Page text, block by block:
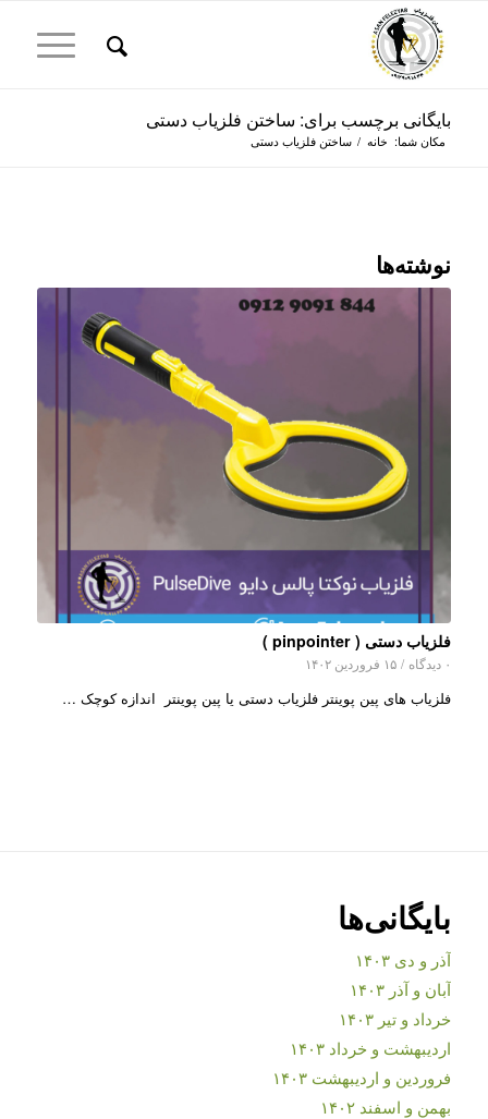
بایگانی برچسب برای: ساختن فلزیاب دستی
مکان شما: خانه / ساختن فلزیاب دستی
نوشته‌ها
فلزیاب دستی ( pinpointer )
۰ دیدگاه / ۱۵ فروردین ۱۴۰۲
فلزیاب های پین پوینتر فلزیاب دستی یا پین پوینتر اندازه کوچک …
بایگانی‌ها
آذر و دی ۱۴۰۳
آبان و آذر ۱۴۰۳
خرداد و تیر ۱۴۰۳
اردیبهشت و خرداد ۱۴۰۳
فروردین و اردیبهشت ۱۴۰۳
بهمن و اسفند ۱۴۰۲